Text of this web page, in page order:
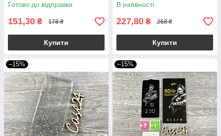
Готово до відправки
151,30 ₴ 178 ₴
Купити
В наявності
227,80 ₴ 268 ₴
Купити
–15% –15%